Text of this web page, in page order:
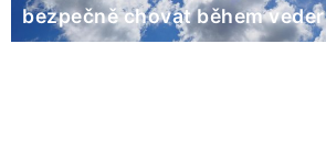
bezpečně chovat během veder